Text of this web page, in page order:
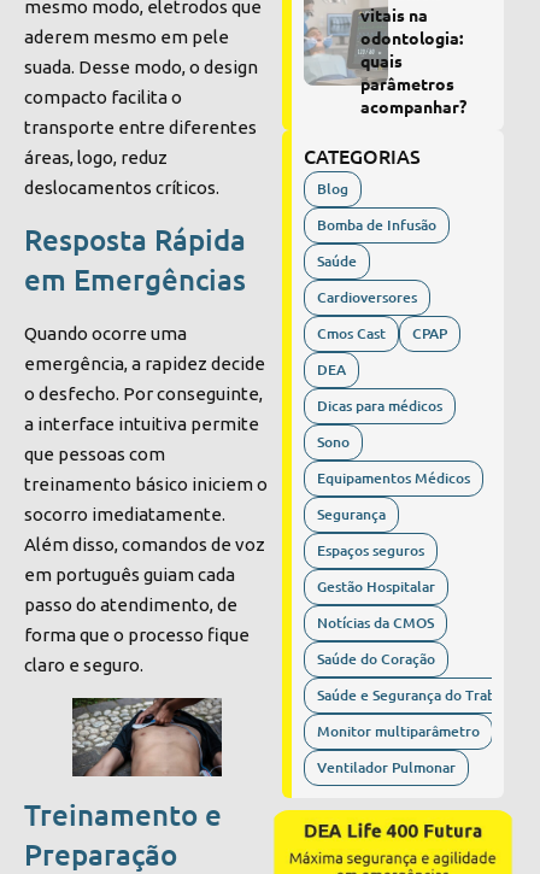
mesmo modo, eletrodos que
aderem mesmo em pele
suada. Desse modo, o design
compacto facilita o
transporte entre diferentes
áreas, logo, reduz
deslocamentos críticos.
Resposta Rápida
em Emergências
Quando ocorre uma
emergência, a rapidez decide
o desfecho. Por conseguinte,
a interface intuitiva permite
que pessoas com
treinamento básico iniciem o
socorro imediatamente.
Além disso, comandos de voz
em português guiam cada
passo do atendimento, de
forma que o processo fique
claro e seguro.
Treinamento e
Preparação
vitais na
odontologia:
quais
parâmetros
acompanhar?
CATEGORIAS
Blog
Bomba de Infusão
Saúde
Cardioversores
Cmos Cast
CPAP
DEA
Dicas para médicos
Sono
Equipamentos Médicos
Segurança
Espaços seguros
Gestão Hospitalar
Notícias da CMOS
Saúde do Coração
Saúde e Segurança do Trabalho
Monitor multiparâmetro
Ventilador Pulmonar